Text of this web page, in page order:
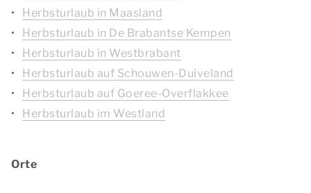
Herbsturlaub in Maasland
Herbsturlaub in De Brabantse Kempen
Herbsturlaub in Westbrabant
Herbsturlaub auf Schouwen-Duiveland
Herbsturlaub auf Goeree-Overflakkee
Herbsturlaub im Westland
Orte